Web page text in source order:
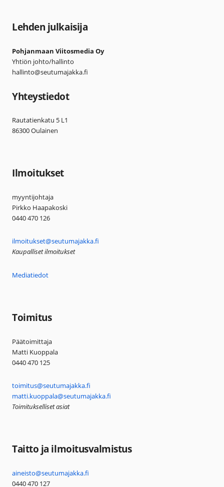
Lehden julkaisija
Pohjanmaan Viitosmedia Oy
Yhtiön johto/hallinto
hallinto@seutumajakka.fi
Yhteystiedot
Rautatienkatu 5 L1
86300 Oulainen
Ilmoitukset
myyntijohtaja
Pirkko Haapakoski
0440 470 126
ilmoitukset@seutumajakka.fi
Kaupalliset ilmoitukset
Mediatiedot
Toimitus
Päätoimittaja
Matti Kuoppala
0440 470 125
toimitus@seutumajakka.fi
matti.kuoppala@seutumajakka.fi
Toimitukselliset asiat
Taitto ja ilmoitusvalmistus
aineisto@seutumajakka.fi
0440 470 127